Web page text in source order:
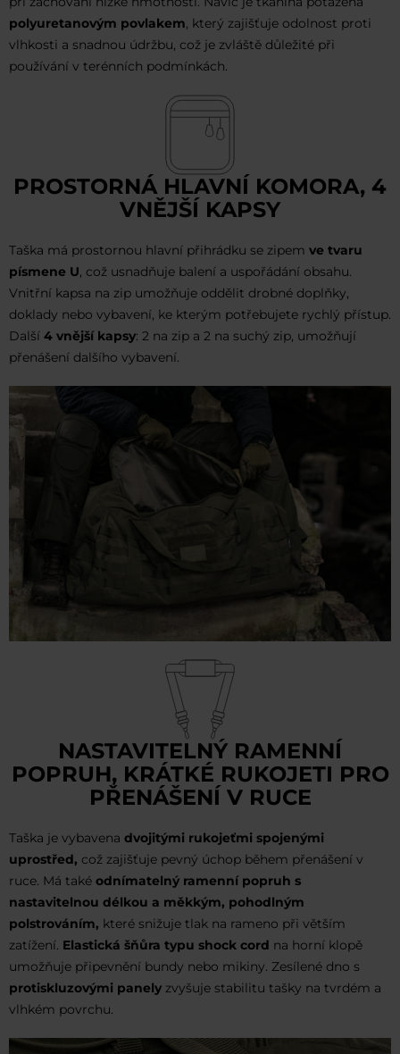
polyuretanovým povlakem, který zajišťuje odolnost proti
vlhkosti a snadnou údržbu, což je zvláště důležité při
používání v terénních podmínkách.
PROSTORNÁ HLAVNÍ KOMORA, 4
VNĚJŠÍ KAPSY
Taška má prostornou hlavní přihrádku se zipem ve tvaru
písmene U, což usnadňuje balení a uspořádání obsahu.
Vnitřní kapsa na zip umožňuje oddělit drobné doplňky,
doklady nebo vybavení, ke kterým potřebujete rychlý přístup.
Další 4 vnější kapsy: 2 na zip a 2 na suchý zip, umožňují
přenášení dalšího vybavení.
NASTAVITELNÝ RAMENNÍ
POPRUH, KRÁTKÉ RUKOJETI PRO
PŘENÁŠENÍ V RUCE
Taška je vybavena dvojitými rukojeťmi spojenými
uprostřed, což zajišťuje pevný úchop během přenášení v
ruce. Má také odnímatelný ramenní popruh s
nastavitelnou délkou a měkkým, pohodlným
polstrováním, které snižuje tlak na rameno při větším
zatížení. Elastická šňůra typu shock cord na horní klopě
umožňuje připevnění bundy nebo mikiny. Zesílené dno s
protiskluzovými panely zvyšuje stabilitu tašky na tvrdém a
vlhkém povrchu.